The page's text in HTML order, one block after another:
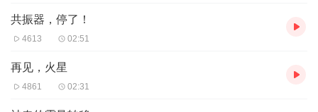
共振器，停了！
4613 02:51
再见，火星
4861 02:31